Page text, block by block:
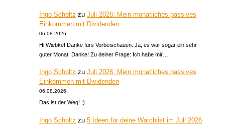
Ingo Scholtz zu Juli 2026: Mein monatliches passives
Einkommen mit Dividenden
06.08.2026
Hi Wiebke! Danke fürs Vorbeischauen. Ja, es war sogar ein sehr
guter Monat. Danke! Zu deiner Frage: Ich habe mir…
Ingo Scholtz zu Juli 2026: Mein monatliches passives
Einkommen mit Dividenden
06.08.2026
Das ist der Weg! ;)
Ingo Scholtz zu 5 Ideen für deine Watchlist im Juli 2026